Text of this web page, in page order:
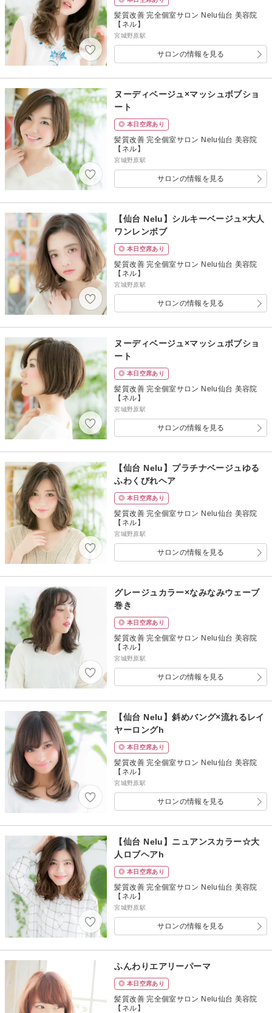
髪質改善 完全個室サロン Nelu仙台 美容院
【ネル】
宮城野原駅
サロンの情報を見る
ヌーディベージュ×マッシュボブショ
ート
◎ 本日空席あり
髪質改善 完全個室サロン Nelu仙台 美容院
【ネル】
宮城野原駅
サロンの情報を見る
【仙台 Nelu】シルキーベージュ×大人
ワンレンボブ
◎ 本日空席あり
髪質改善 完全個室サロン Nelu仙台 美容院
【ネル】
宮城野原駅
サロンの情報を見る
ヌーディベージュ×マッシュボブショ
ート
◎ 本日空席あり
髪質改善 完全個室サロン Nelu仙台 美容院
【ネル】
宮城野原駅
サロンの情報を見る
【仙台 Nelu】プラチナベージュゆる
ふわくびれヘア
◎ 本日空席あり
髪質改善 完全個室サロン Nelu仙台 美容院
【ネル】
宮城野原駅
サロンの情報を見る
グレージュカラー×なみなみウェーブ
巻き
◎ 本日空席あり
髪質改善 完全個室サロン Nelu仙台 美容院
【ネル】
宮城野原駅
サロンの情報を見る
【仙台 Nelu】斜めバング×流れるレイ
ヤーロングh
◎ 本日空席あり
髪質改善 完全個室サロン Nelu仙台 美容院
【ネル】
宮城野原駅
サロンの情報を見る
【仙台 Nelu】ニュアンスカラー☆大
人ロブヘアh
◎ 本日空席あり
髪質改善 完全個室サロン Nelu仙台 美容院
【ネル】
宮城野原駅
サロンの情報を見る
ふんわりエアリーパーマ
◎ 本日空席あり
髪質改善 完全個室サロン Nelu仙台 美容院
【ネル】